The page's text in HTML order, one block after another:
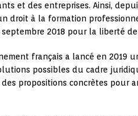
et des entreprises. Ainsi,
droit à la formation
septembre 2018 pour la liberté
français a lancé en 2019
possibles du cadre
propositions concrètes pour